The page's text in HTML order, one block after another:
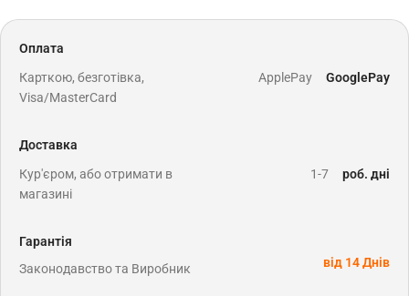
Оплата
Карткою, безготівка,
Visa/MasterCard
ApplePay GooglePay
Доставка
Кур'єром, або отримати в
магазині
1-7 роб. дні
Гарантія
Законодавство та Виробник
від 14 Днів